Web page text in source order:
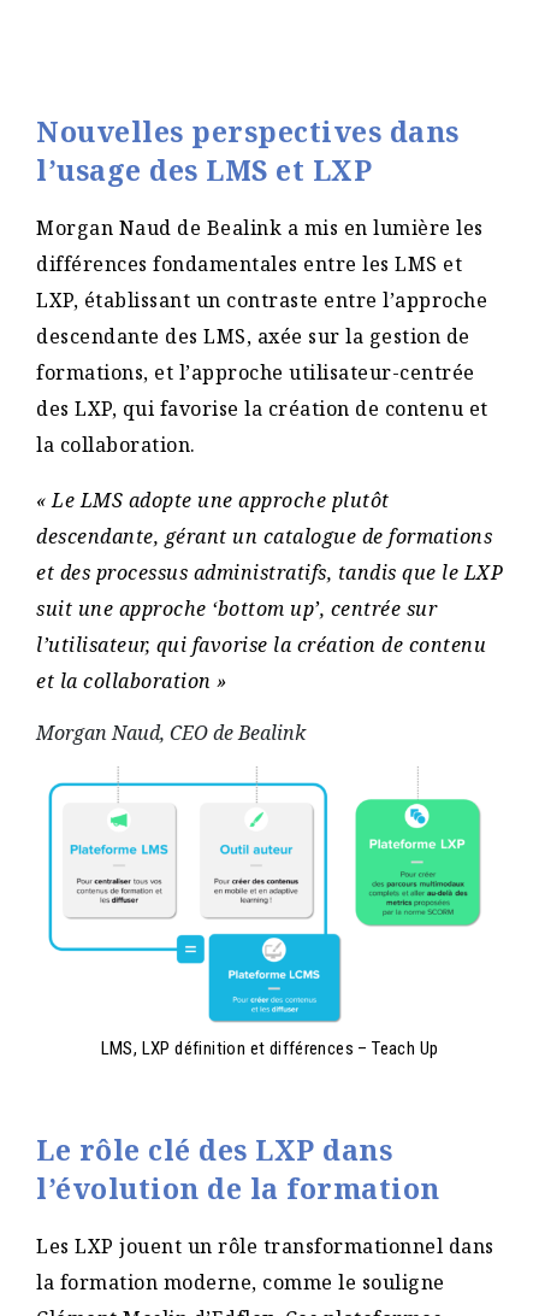
Nouvelles perspectives dans
l’usage des LMS et LXP
Morgan Naud de Bealink a mis en lumière les
différences fondamentales entre les LMS et
LXP, établissant un contraste entre l’approche
descendante des LMS, axée sur la gestion de
formations, et l’approche utilisateur-centrée
des LXP, qui favorise la création de contenu et
la collaboration.
« Le LMS adopte une approche plutôt
descendante, gérant un catalogue de formations
et des processus administratifs, tandis que le LXP
suit une approche ‘bottom up’, centrée sur
l’utilisateur, qui favorise la création de contenu
et la collaboration »
Morgan Naud, CEO de Bealink
LMS, LXP définition et différences – Teach Up
Le rôle clé des LXP dans
l’évolution de la formation
Les LXP jouent un rôle transformationnel dans
la formation moderne, comme le souligne